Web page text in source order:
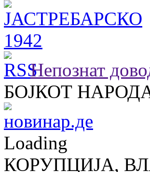
Непознат
БОЈКОТ НАРОДА
Loading
КОРУПЦИЈА,